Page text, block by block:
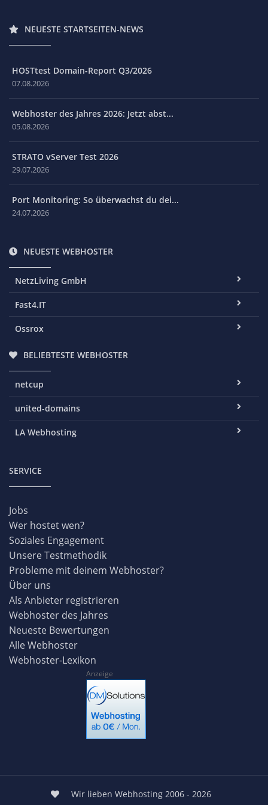
NEUESTE STARTSEITEN-NEWS
HOSTtest Domain-Report Q3/2026
07.08.2026
Webhoster des Jahres 2026: Jetzt abst...
05.08.2026
STRATO vServer Test 2026
29.07.2026
Port Monitoring: So überwachst du dei...
24.07.2026
NEUESTE WEBHOSTER
NetzLiving GmbH
Fast4.IT
Ossrox
BELIEBTESTE WEBHOSTER
netcup
united-domains
LA Webhosting
SERVICE
Jobs
Wer hostet wen?
Soziales Engagement
Unsere Testmethodik
Probleme mit deinem Webhoster?
Über uns
Als Anbieter registrieren
Webhoster des Jahres
Neueste Bewertungen
Alle Webhoster
Webhoster-Lexikon
Anzeige
Wir lieben Webhosting 2006 - 2026